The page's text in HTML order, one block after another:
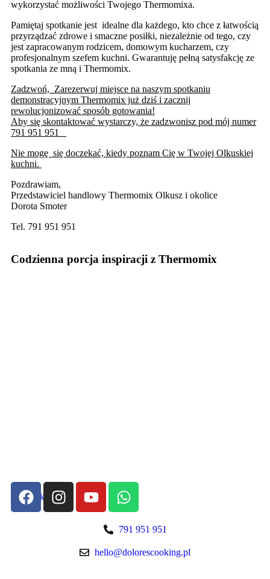
wykorzystać możliwości Twojego Thermomixa.
Pamiętaj spotkanie jest idealne dla każdego, kto chce z łatwością
przyrządzać zdrowe i smaczne posiłki, niezależnie od tego, czy
jest zapracowanym rodzicem, domowym kucharzem, czy
profesjonalnym szefem kuchni. Gwarantuję pełną satysfakcję ze
spotkania ze mną i Thermomix.
Zadzwoń, Zarezerwuj miejsce na naszym spotkaniu
demonstracyjnym Thermomix już dziś i zacznij
rewolucjonizować sposób gotowania!
Aby się skontaktować wystarczy, że zadzwonisz pod mój numer
791 951 951
Nie mogę się doczekać, kiedy poznam Cię w Twojej Olkuskiej
kuchni.
Pozdrawiam,
Przedstawiciel handlowy Thermomix Olkusz i okolice
Dorota Smoter
Tel. 791 951 951
Codzienna porcja inspiracji z Thermomix
Szybki kontakt:
791 951 951
hello@dolorescooking.pl